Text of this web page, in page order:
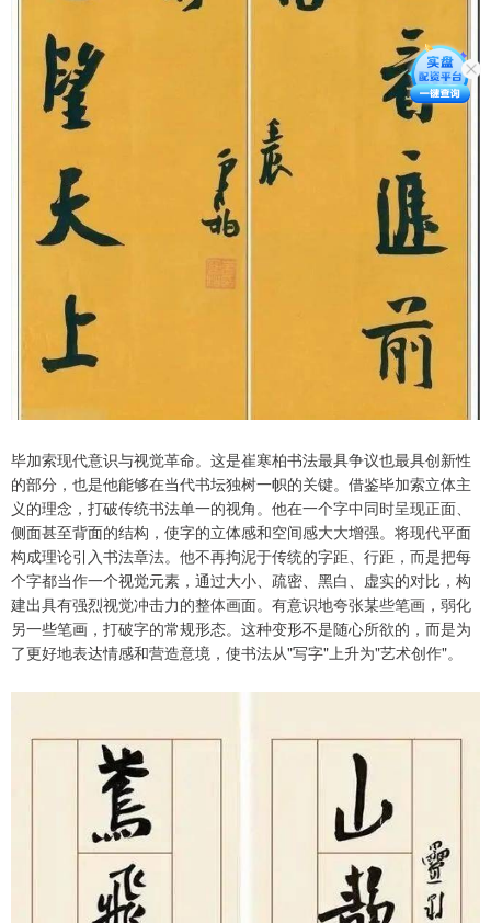
毕加索现代意识与视觉革命。这是崔寒柏书法最具争议也最具创新性
的部分，也是他能够在当代书坛独树一帜的关键。借鉴毕加索立体主
义的理念，打破传统书法单一的视角。他在一个字中同时呈现正面、
侧面甚至背面的结构，使字的立体感和空间感大大增强。将现代平面
构成理论引入书法章法。他不再拘泥于传统的字距、行距，而是把每
个字都当作一个视觉元素，通过大小、疏密、黑白、虚实的对比，构
建出具有强烈视觉冲击力的整体画面。有意识地夸张某些笔画，弱化
另一些笔画，打破字的常规形态。这种变形不是随心所欲的，而是为
了更好地表达情感和营造意境，使书法从"写字"上升为"艺术创作"。